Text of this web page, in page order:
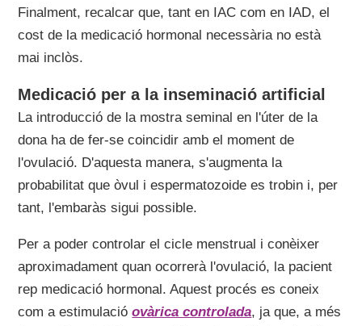
Finalment, recalcar que, tant en IAC com en IAD, el
cost de la medicació hormonal necessària no està
mai inclòs.
Medicació per a la inseminació artificial
La introducció de la mostra seminal en l'úter de la
dona ha de fer-se coincidir amb el moment de
l'ovulació. D'aquesta manera, s'augmenta la
probabilitat que òvul i espermatozoide es trobin i, per
tant, l'embaràs sigui possible.
Per a poder controlar el cicle menstrual i conèixer
aproximadament quan ocorrerà l'ovulació, la pacient
rep medicació hormonal. Aquest procés es coneix
com a estimulacióovàrica controlada, ja que, a més